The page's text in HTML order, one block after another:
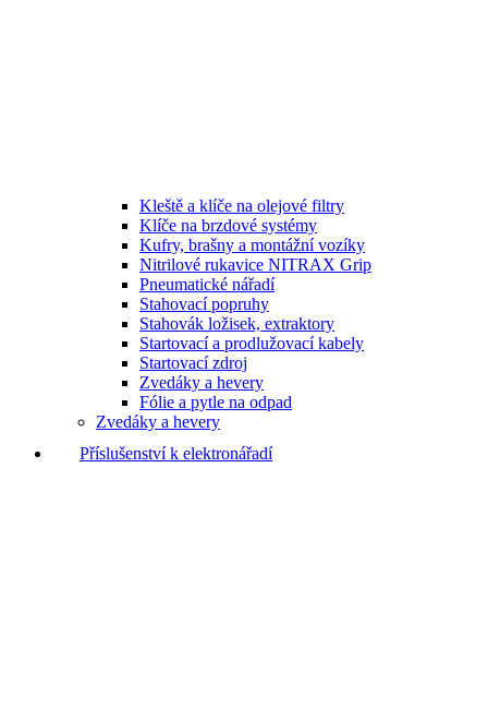
Kleště a klíče na olejové filtry
Klíče na brzdové systémy
Kufry, brašny a montážní vozíky
Nitrilové rukavice NITRAX Grip
Pneumatické nářadí
Stahovací popruhy
Stahovák ložisek, extraktory
Startovací a prodlužovací kabely
Startovací zdroj
Zvedáky a hevery
Fólie a pytle na odpad
Zvedáky a hevery
Příslušenství k elektronářadí